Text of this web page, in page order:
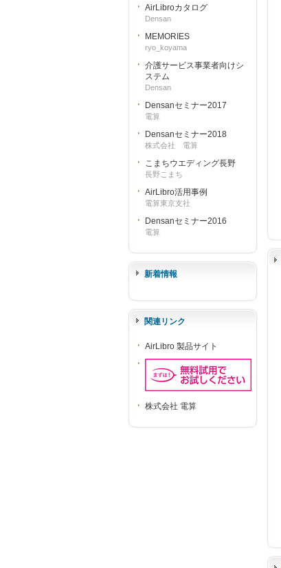
AirLibroカタログ
Densan
MEMORIES
ryo_koyama
介護サービス事業者向けシ
ステム
Densan
Densanセミナー2017
電算
Densanセミナー2018
株式会社 電算
こまちウエディング長野
長野こまち
AirLibro活用事例
電算東京支社
Densanセミナー2016
電算
新着情報
関連リンク
AirLibro 製品サイト
株式会社 電算